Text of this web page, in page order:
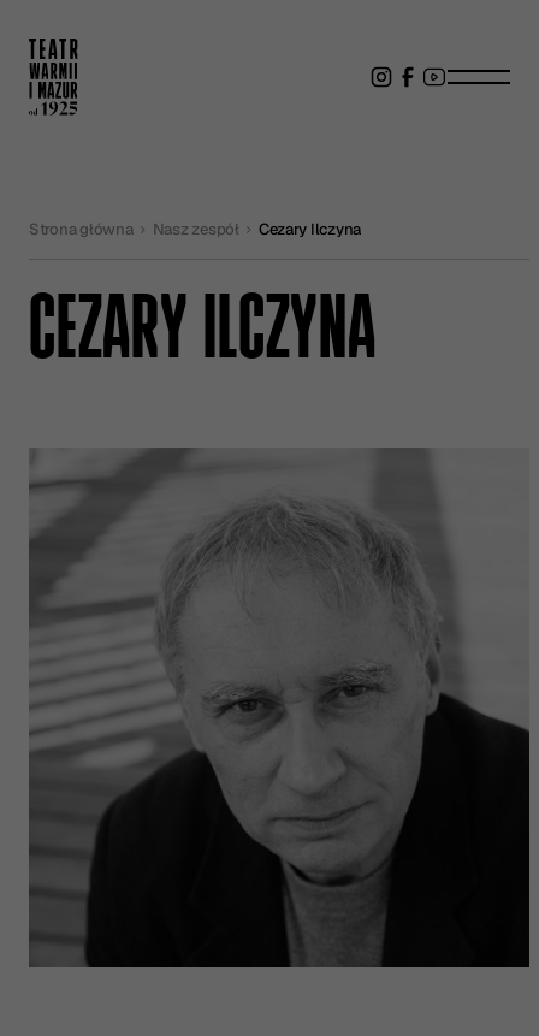
Strona główna Nasz zespół Cezary Ilczyna
CEZARY ILCZYNA
CEZARY ILCZYNA - INFORMACJE